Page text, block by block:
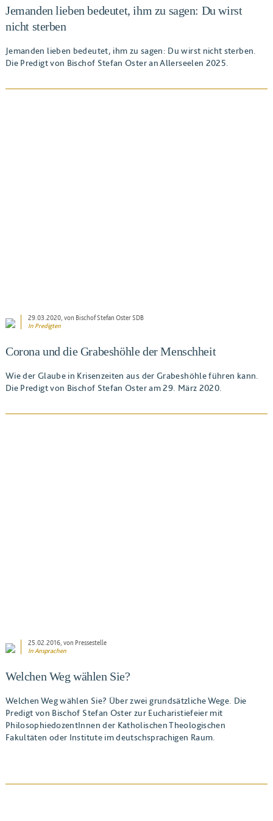
Jemanden lieben bedeutet, ihm zu sagen: Du wirst
nicht sterben
Jemanden lieben bedeutet, ihm zu sagen: Du wirst nicht sterben.
Die Predigt von Bischof Stefan Oster an Allerseelen 2025.
29.03.2020, von Bischof Stefan Oster SDB
In Predigten
Corona und die Grabeshöhle der Menschheit
Wie der Glaube in Krisenzeiten aus der Grabeshöhle führen kann.
Die Predigt von Bischof Stefan Oster am 29. März 2020.
25.02.2016, von Pressestelle
InAnsprachen
Welchen Weg wählen Sie?
Welchen Weg wählen Sie? Über zwei grundsätzliche Wege. Die
Predigt von Bischof Stefan Oster zur Eucharistiefeier mit
PhilosophiedozentInnen der Katholischen Theologischen
Fakultäten oder Institute im deutschsprachigen Raum.